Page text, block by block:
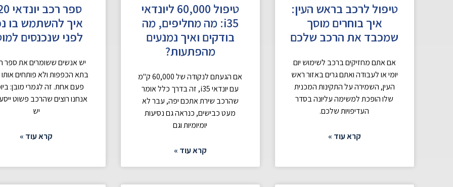
טיפול לרכב בראש העין:
איך בוחרים מוסך
שמכבד את הרכב שלכם
אם אתם מחזיקים ברכב לשימוש יום
יומי או לעבודה ואתם גרים באזור ראש
העין, השמירה על התקינות המכנית
שלו הופכת למשימה עליונה בסדר
העדיפויות שלכם.
קרא עוד »
טיפול 60,000 ליונדאי
i35: מה מחליפים, מה
בודקים ואיך נמנעים
מהפתעות?
אם הגעתם לנקודה של 60,000 ק"מ
עם יונדאי i35, זה בדרך כלל אומר
שהרכב שירת אתכם יפה, עבר לא
מעט כבישים, כנראה גם נסיעות
יומיומיות וגם
קרא עוד »
איך להשתמש בו
לפני שנכנסים
יש אנשים ששומרים את ספר
בתא הכפפות ולא פותחים אותו
פעם אחת. זה לגמרי מובן:
אנחנו רוצים שהרכב פשוט
יש
קרא עוד »